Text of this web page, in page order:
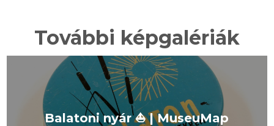
További képgalériák
Balatoni nyár ⛵️ | MuseuMap